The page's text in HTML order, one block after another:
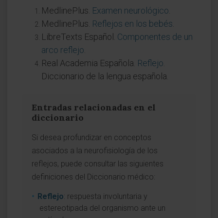
MedlinePlus. Examen neurológico
MedlinePlus. Reflejos en los bebés
LibreTexts Español. Componentes de un
arco reflejo
Real Academia Española. Reflejo
Diccionario de la lengua española.
Entradas relacionadas en el
diccionario
Si desea profundizar en conceptos
asociados a la neurofisiología de los
reflejos, puede consultar las siguientes
definiciones del Diccionario médico:
Reflejo: respuesta involuntaria y
estereotipada del organismo ante un